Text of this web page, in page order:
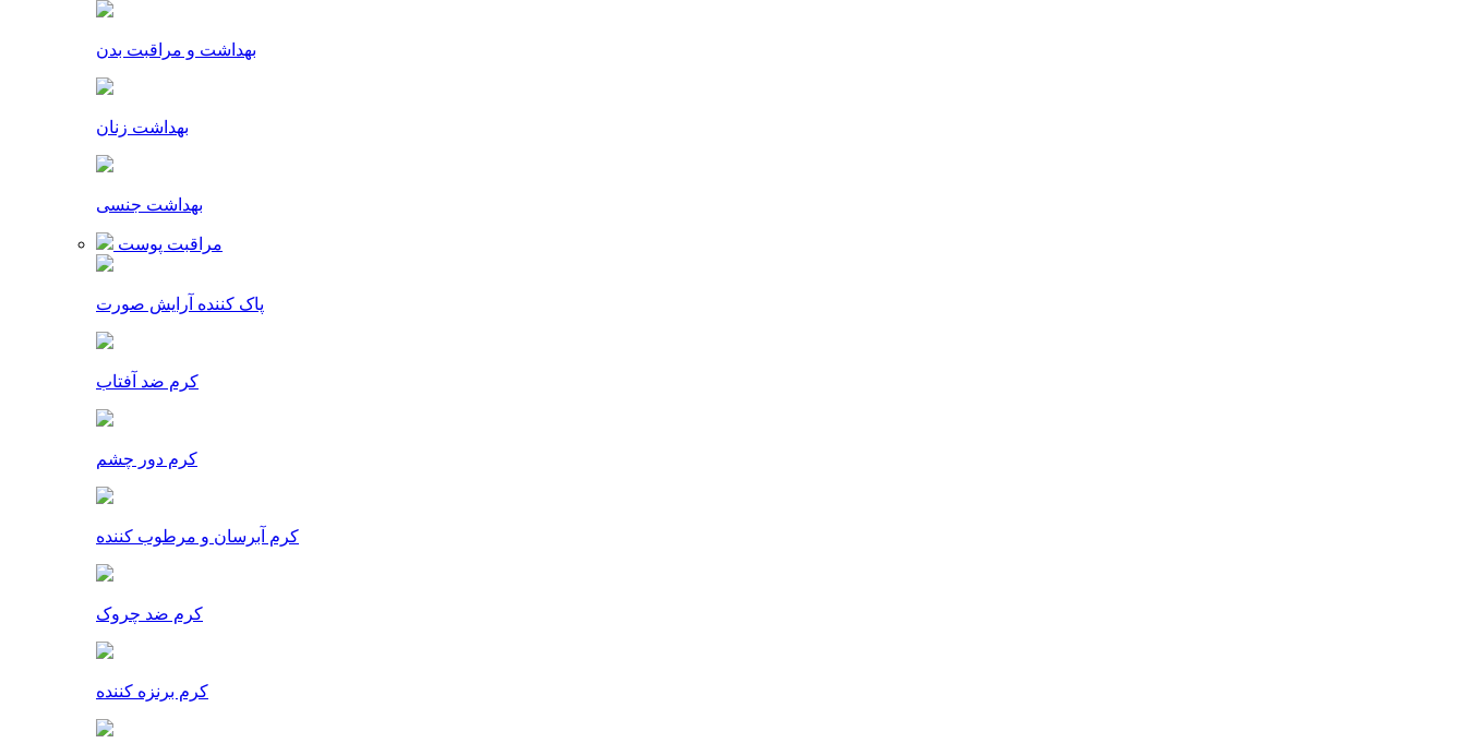
بهداشت و مراقبت بدن
بهداشت زنان
بهداشت جنسی
مراقبت پوست
پاک کننده آرایش صورت
کرم ضد آفتاب
کرم دور چشم
کرم آبرسان و مرطوب کننده
کرم ضد چروک
کرم برنزه کننده